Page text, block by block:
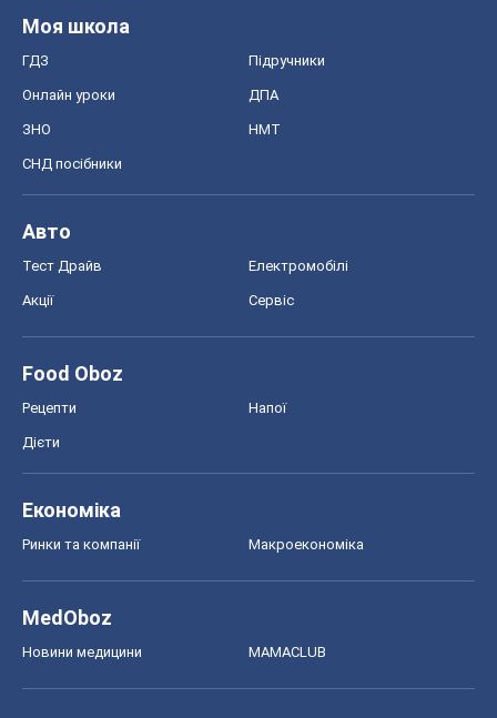
Моя школа
ГДЗ Підручники
Онлайн уроки ДПА
ЗНО НМТ
СНД посібники
Авто
Тест Драйв Електромобілі
Акції Сервіс
Food Oboz
Рецепти Напої
Дієти
Економіка
Ринки та компанії Макроекономіка
MedOboz
Новини медицини MAMACLUB